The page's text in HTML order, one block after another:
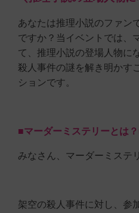
あなたは推理小説のファン
ですか？当イベントでは、
て、推理小説の登場人物に
殺人事件の謎を解き明かす
ションです。
■マーダーミステリーとは
みなさん、マーダーミステ
架空の殺人事件に対し、参